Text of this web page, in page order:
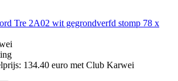
Tre 2A02 wit gegrondverfd stomp 78 x
134.40 euro met Club Karwei